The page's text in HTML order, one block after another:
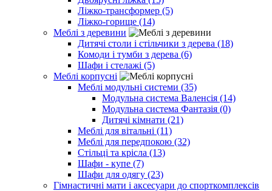
Ліжко-трансформер (5)
Ліжко-горище (14)
Меблі з деревини
Дитячі столи і стільчики з дерева (18)
Комоди і тумби з дерева (6)
Шафи і стелажі (5)
Меблі корпусні
Меблі модульні системи (35)
Модульна система Валенсія (14)
Модульна система Фантазія (0)
Дитячі кімнати (21)
Меблі для вітальні (11)
Меблі для передпокою (32)
Стільці та крісла (13)
Шафи - купе (7)
Шафи для одягу (23)
Гімнастичні мати і аксесуари до спорткомплексів